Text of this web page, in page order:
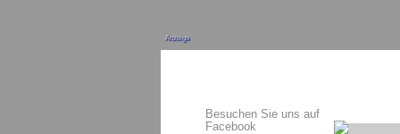
Anzeige
Besuchen Sie uns auf
Facebook